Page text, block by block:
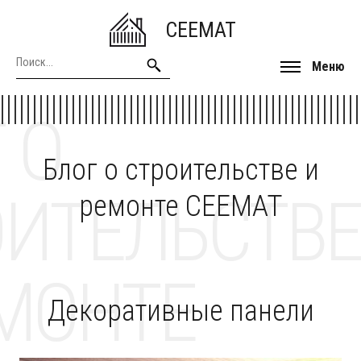
CEEMAT
Меню
Блог о строительстве и
ремонте CEEMAT
О
Декоративные панели